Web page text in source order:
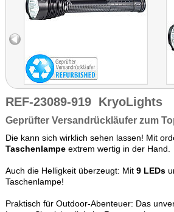
REF-23089-919 KryoLights
Geprüfter Versandrückläufer zum
Die kann sich wirklich sehen lassen! Mit
Taschenlampe extrem wertig in der Hand.
Auch die Helligkeit überzeugt: Mit 9 LEDs
Taschenlampe!
Praktisch für Outdoor-Abenteuer: Das